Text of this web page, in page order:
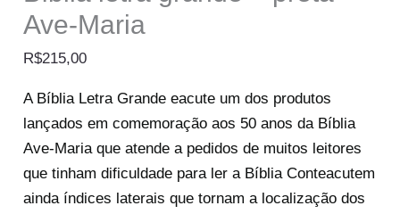
Ave-Maria
R$215,00
A Bíblia Letra Grande eacute um dos produtos
lançados em comemoração aos 50 anos da Bíblia
Ave-Maria que atende a pedidos de muitos leitores
que tinham dificuldade para ler a Bíblia Conteacutem
ainda índices laterais que tornam a localização dos